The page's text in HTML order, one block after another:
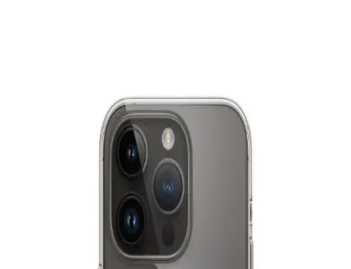
Fibaks'in yüksek kaliteli deri malzemeden ürettiği bu iPad kılıfı,
estetik ve fonksiyonelliği bir araya getirerek cihazınızı korur ve
kullanımı kolaylaştırır.
iPhone 11 için şeffaf ve dayanıklı kamera korumalı
İşte iPhone 11 için şeffaf, dayanıklı ve estetik silikon kılıf. Kamera
ve köşe koruması, kolay kullanım ve şıklık sunar, günlük